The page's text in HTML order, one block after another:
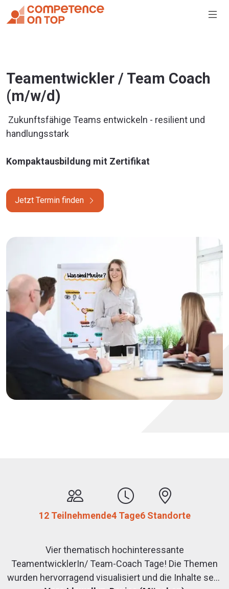
Teamentwickler / Team Coach
(m/w/d)
Zukunftsfähige Teams entwickeln - resilient und
handlungsstark
Kompaktausbildung mit Zertifikat
Jetzt Termin finden
12 Teilnehmende4 Tage6 Standorte
Vier thematisch hochinteressante
TeamentwicklerIn/ Team-Coach Tage! Die Themen
wurden hervorragend visualisiert und die Inhalte sehr